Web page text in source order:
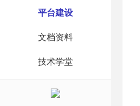
平台建设
文档资料
技术学堂